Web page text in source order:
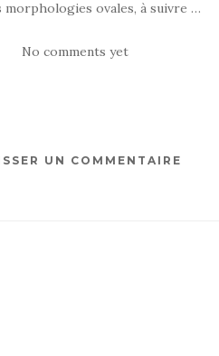
morphologies ovales, à suivre …
No comments yet
UN COMMENTAIRE